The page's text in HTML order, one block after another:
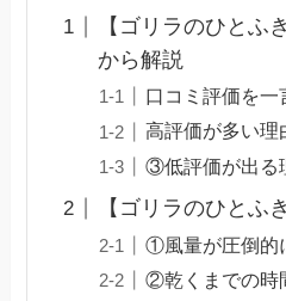
【ゴリラのひとふ
から解説
口コミ評価を一
高評価が多い理
③低評価が出る
【ゴリラのひとふ
①風量が圧倒的
②乾くまでの時